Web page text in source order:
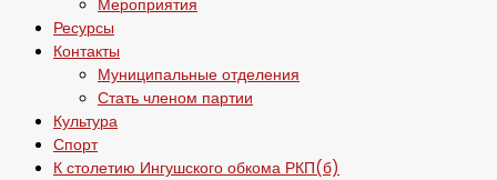
Мероприятия
Ресурсы
Контакты
Муниципальные отделения
Стать членом партии
Культура
Спорт
К столетию Ингушского обкома РКП(б)